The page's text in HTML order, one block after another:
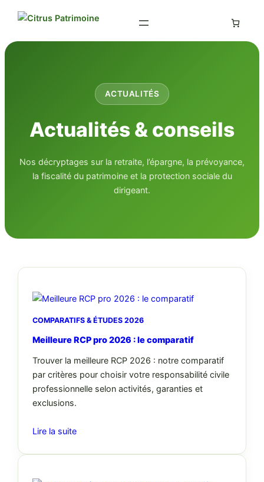
Aller
contenu
ACTUALITÉS
Actualités & conseils
Nos décryptages sur la retraite, l’épargne, la prévoyance,
la fiscalité du patrimoine et la protection sociale du
dirigeant.
COMPARATIFS & ÉTUDES 2026
Meilleure RCP pro 2026 : le comparatif
Trouver la meilleure RCP 2026 : notre comparatif
par critères pour choisir votre responsabilité civile
professionnelle selon activités, garanties et
exclusions.
Lire la suite